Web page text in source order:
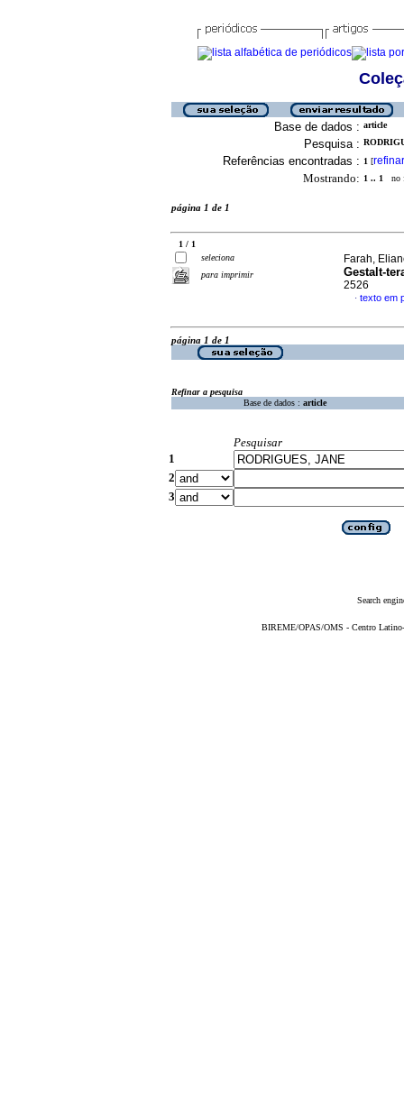
Base de dados : article
Pesquisa :
Referências encontradas : 1 [refinar
Mostrando: 1 .. 1 no
página 1 de 1
1 / 1
seleciona
para imprimir
Farah,
Gestalt-
2526
· texto em
página 1 de 1
Refinar a pesquisa
Base de dados : article
Pesquisar
1
2
3
Search
BIREME/OPAS/OMS - Centro Latino-